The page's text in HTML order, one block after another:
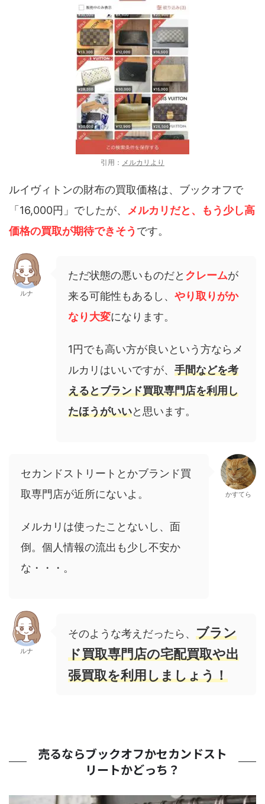
引用： メルカリより
ルイヴィトンの財布の買取価格は、ブックオフで
「16,000円」でしたが、
メルカリだと、もう少し高
価格の買取が期待できそう です。
ルナ
ただ状態の悪いものだと クレームが
来る可能性もあるし、 やり取りがか
なり大変になります。
1円でも高い方が良いという方ならメ
ルカリはいいですが、 手間などを考
えるとブランド買取専門店を利用し
たほうがいいと思います。
セカンドストリートとかブランド買
取専門店が近所にないよ。
メルカリは使ったことないし、面
倒。個人情報の流出も少し不安か
な・・・。
かすてら
ルナ
そのような考えだったら、 ブラン
ド買取専門店の宅配買取や出
張買取を利用しましょう！
売るならブックオフかセカンドスト
リートかどっち？